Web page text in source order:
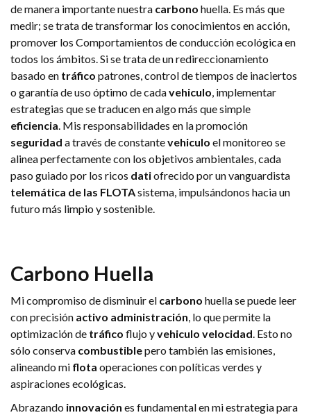
de manera importante nuestra carbono huella. Es más que
medir; se trata de transformar los conocimientos en acción,
promover los Comportamientos de conducción ecológica en
todos los ámbitos. Si se trata de un redireccionamiento
basado en tráfico patrones, control de tiempos de inaciertos
o garantía de uso óptimo de cadavehiculo, implementar
estrategias que se traducen en algo más que simple
eficiencia. Mis responsabilidades en la promoción
seguridad a través de constantevehiculo el monitoreo se
alinea perfectamente con los objetivos ambientales, cada
paso guiado por los ricos datiofrecido por un vanguardista
telemática de las FLOTAsistema, impulsándonos hacia un
futuro más limpio y sostenible.
Carbono Huella
Mi compromiso de disminuir el carbono huella se puede leer
con precisión activo administración, lo que permite la
optimización de tráfico flujo yvehiculo velocidad. Esto no
sólo conserva combustiblepero también las emisiones,
alineando mi flota operaciones con políticas verdes y
aspiraciones ecológicas.
Abrazando innovación es fundamental en mi estrategia para